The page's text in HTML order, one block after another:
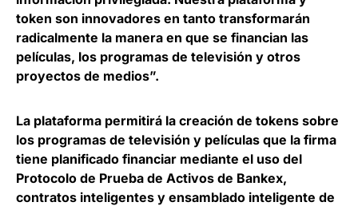
token son innovadores en tanto transformarán
radicalmente la manera en que se financian las
películas, los programas de televisión y otros
proyectos de medios”.
La plataforma permitirá la creación de tokens sobre
los programas de televisión y películas que la firma
tiene planificado financiar mediante el uso del
Protocolo de Prueba de Activos de Bankex,
contratos inteligentes y ensamblado inteligente de